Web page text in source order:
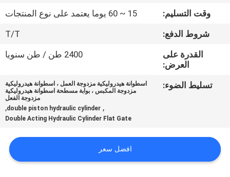
مراقبة
الجودة
اقتباس
وقت التسليم:
15 ~ 60 يوما يعتمد على نوع المنتجات
شروط الدفع:
T/T
القدرة على
العرض:
2400 طن / طن سنويا
تسليط الضوء:
اسطوانة هيدروليكية مزدوجة العمل ، اسطوانة هيدروليكية
مزدوجة المكبس ، بوابة مسطحة اسطوانة هيدروليكية
مزدوجة الفعل
,
double piston hydraulic cylinder
,
Double Acting Hydraulic Cylinder Flat Gate
افضل سعر